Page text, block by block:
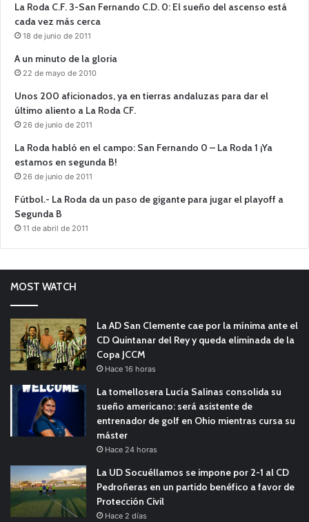
La Roda C.F. 3-San Fernando C.D. 0: El sueño del ascenso está
cada vez más cerca
18 de junio de 2011
A un minuto de la gloria
22 de mayo de 2010
Unos 200 aficionados, ya en tierras andaluzas para dar el
último aliento a La Roda CF.
26 de junio de 2011
La Roda habló en el campo: San Fernando 0 – La Roda 1 ¡Ya
estamos en segunda B!
26 de junio de 2011
Fútbol.- La Roda da un paso de gigante para jugar el playoff a
Segunda B
11 de abril de 2011
MOST WATCH
La AD San Clemente cae por la mínima ante el
CD Quintanar del Rey y queda eliminada de la
Copa JCCM
Hace 16 horas
La tomellosera Lucía Salinas consolida su
sueño americano: será asistente de
entrenador de golf en Ohio mientras cursa su
máster
Hace 24 horas
La UD Socuéllamos se impone por 2-1 al CD
Pedroñeras en un partido benéfico a favor de
Protección Civil
Hace 2 días